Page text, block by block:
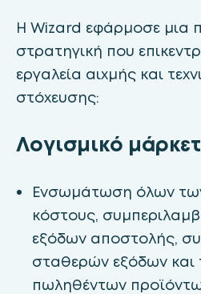
Η Wizard εφάρμοσε μια
στρατηγική που
εργαλεία αιχμής και
στόχευσης:
Λογισμικό
Ενσωμάτωση όλων
κόστους,
εξόδων αποστολής,
σταθερών εξόδων και
πωληθέντων